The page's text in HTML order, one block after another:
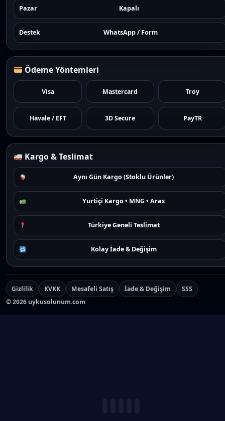
Pazar Kapalı
Destek WhatsApp / Form
Ödeme Yöntemleri
Visa Mastercard Troy
Havale / EFT 3D Secure PayTR
Kargo & Teslimat
Aynı Gün Kargo (Stoklu Ürünler)
Yurtiçi Kargo • MNG • Aras
Türkiye Geneli Teslimat
Kolay İade & Değişim
Gizlilik KVKK Mesafeli Satış İade & Değişim
SSS
©2026 uykusolunum.com